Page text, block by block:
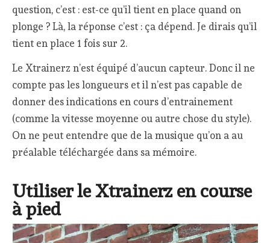
question, c’est : est-ce qu’il tient en place quand on
plonge ? Là, la réponse c’est : ça dépend. Je dirais qu’il
tient en place 1 fois sur 2.
Le Xtrainerz n’est équipé d’aucun capteur. Donc il ne
compte pas les longueurs et il n’est pas capable de
donner des indications en cours d’entrainement
(comme la vitesse moyenne ou autre chose du style).
On ne peut entendre que de la musique qu’on a au
préalable téléchargée dans sa mémoire.
Utiliser le Xtrainerz en course
à pied